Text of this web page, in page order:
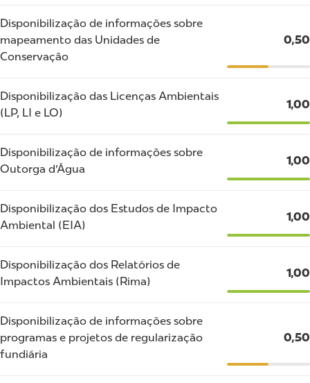
Disponibilização de informações sobre
mapeamento das Unidades de
Conservação
0,50
Disponibilização das Licenças Ambientais
(LP, LI e LO)
1,00
Disponibilização de informações sobre
Outorga d'Água
1,00
Disponibilização dos Estudos de Impacto
Ambiental (EIA)
1,00
Disponibilização dos Relatórios de
Impactos Ambientais (Rima)
1,00
Disponibilização de informações sobre
programas e projetos de regularização
fundiária
0,50